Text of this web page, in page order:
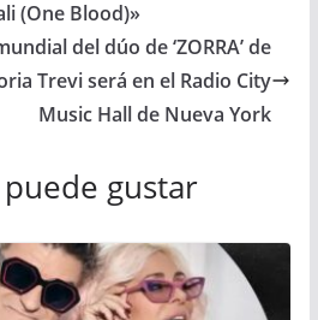
(One Blood)»
del dúo de ‘ZORRA’ de
Trevi será en el Radio City
Music Hall de Nueva York
gustar